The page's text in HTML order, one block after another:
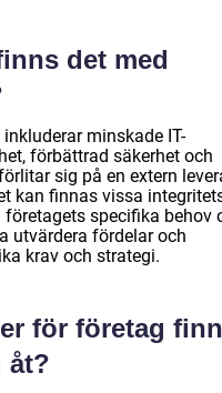
det med
minskade IT-
förbättrad säkerhet och
sig på en extern
kan finnas vissa
specifika behov
utvärdera fördelar och
krav och strategi.
för företag
åt?